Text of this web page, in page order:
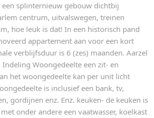
splinternieuw gebouw dichtbij
centrum, uitvalswegen, treinen
hoe leuk is dat! In een historisch pand
appartement aan voor een kort
verblijfsduur is 6 (zes) maanden. Aarzel
Woongedeelte een zit- en
het woongedeelte kan per unit licht
is inclusief een bank, tv,
gordijnen enz. Enz. keuken- de keuken is
onder andere een vaatwasser, koelkast